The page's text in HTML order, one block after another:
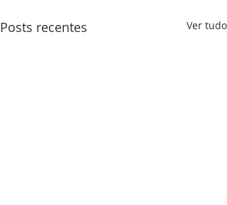
Posts recentes Ver tudo